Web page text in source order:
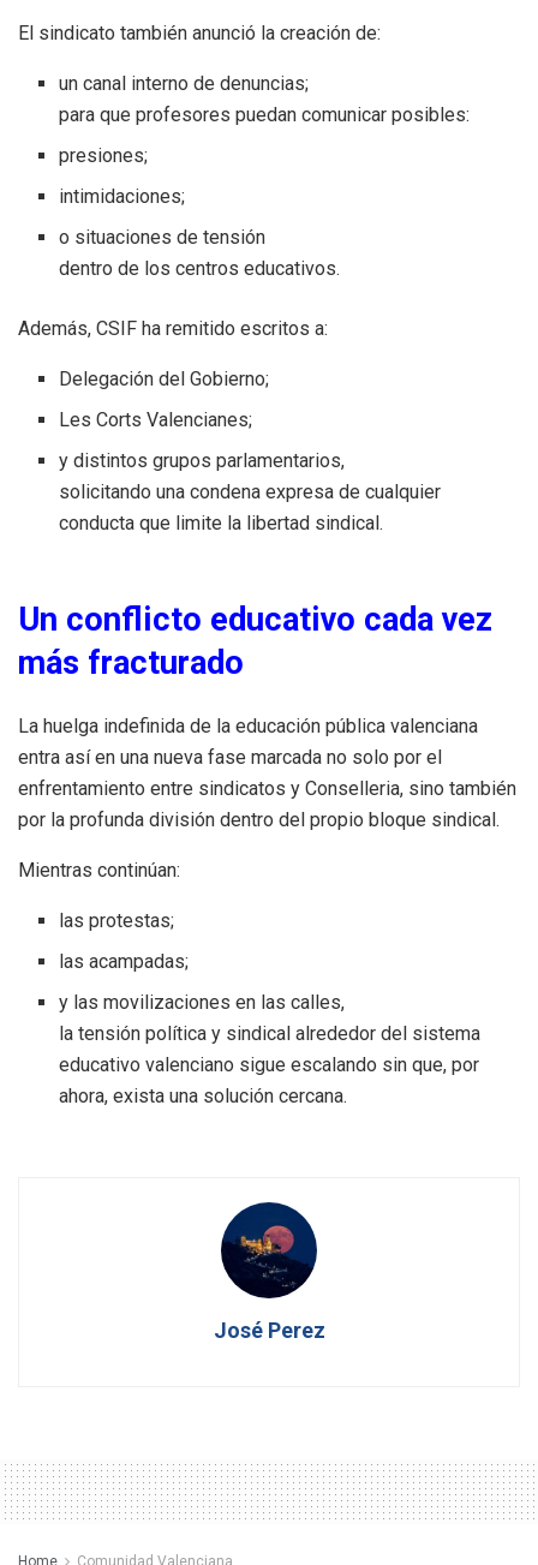
El sindicato también anunció la creación de:
un canal interno de denuncias;
para que profesores puedan comunicar posibles:
presiones;
intimidaciones;
o situaciones de tensión
dentro de los centros educativos.
Además, CSIF ha remitido escritos a:
Delegación del Gobierno;
Les Corts Valencianes;
y distintos grupos parlamentarios,
solicitando una condena expresa de cualquier
conducta que limite la libertad sindical.
Un conflicto educativo cada vez
más fracturado
La huelga indefinida de la educación pública valenciana
entra así en una nueva fase marcada no solo por el
enfrentamiento entre sindicatos y Conselleria, sino también
por la profunda división dentro del propio bloque sindical.
Mientras continúan:
las protestas;
las acampadas;
y las movilizaciones en las calles,
la tensión política y sindical alrededor del sistema
educativo valenciano sigue escalando sin que, por
ahora, exista una solución cercana.
José Perez